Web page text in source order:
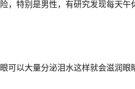
，特别是男性，有研究发现每天
可以大量分泌泪水这样就会滋润眼